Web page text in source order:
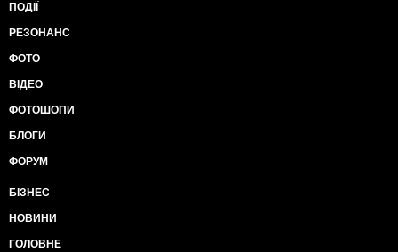
ПОДІЇ
РЕЗОНАНС
ФОТО
ВІДЕО
ФОТОШОПИ
БЛОГИ
ФОРУМ
БІЗНЕС
НОВИНИ
ГОЛОВНЕ